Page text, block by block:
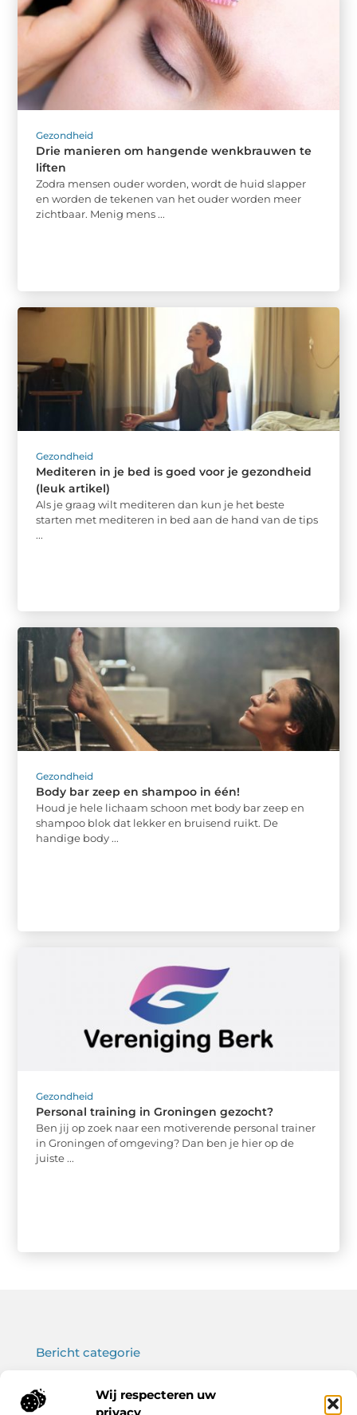
Wij respecteren uw
privacy
Gezondheid
Drie manieren om hangende wenkbrauwen te
liften
Zodra mensen ouder worden, wordt de huid slapper
en worden de tekenen van het ouder worden meer
zichtbaar. Menig mens ...
Gezondheid
Mediteren in je bed is goed voor je gezondheid
(leuk artikel)
Als je graag wilt mediteren dan kun je het beste
starten met mediteren in bed aan de hand van de tips
...
Gezondheid
Body bar zeep en shampoo in één!
Houd je hele lichaam schoon met body bar zeep en
shampoo blok dat lekker en bruisend ruikt. De
handige body ...
Gezondheid
Personal training in Groningen gezocht?
Ben jij op zoek naar een motiverende personal trainer
in Groningen of omgeving? Dan ben je hier op de
juiste ...
Bericht categorie